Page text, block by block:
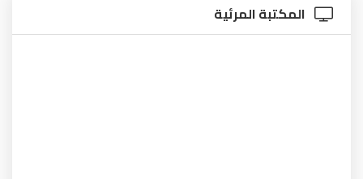
المكتبة المرئية